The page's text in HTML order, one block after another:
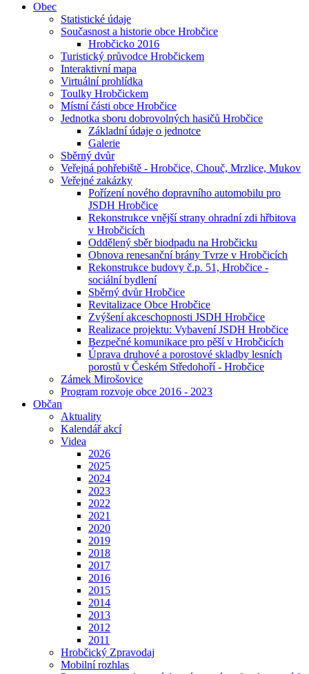
Obec
Statistické údaje
Současnost a historie obce Hrobčice
Hrobčicko 2016
Turistický průvodce Hrobčickem
Interaktivní mapa
Virtuální prohlídka
Toulky Hrobčickem
Místní části obce Hrobčice
Jednotka sboru dobrovolných hasičů Hrobčice
Základní údaje o jednotce
Galerie
Sběrný dvůr
Veřejná pohřebiště - Hrobčice, Chouč, Mrzlice, Mukov
Veřejné zakázky
Pořízení nového dopravního automobilu pro
JSDH Hrobčice
Rekonstrukce vnější strany ohradní zdi hřbitova
v Hrobčicích
Oddělený sběr biodpadu na Hrobčicku
Obnova renesanční brány Tvrze v Hrobčicích
Rekonstrukce budovy č.p. 51, Hrobčice -
sociální bydlení
Sběrný dvůr Hrobčice
Revitalizace Obce Hrobčice
Zvýšení akceschopnosti JSDH Hrobčice
Realizace projektu: Vybavení JSDH Hrobčice
Bezpečné komunikace pro pěší v Hrobčicích
Úprava druhové a porostové skladby lesních
porostů v Českém Středohoří - Hrobčice
Zámek Mirošovice
Program rozvoje obce 2016 - 2023
Občan
Aktuality
Kalendář akcí
Videa
2026
2025
2024
2023
2022
2021
2020
2019
2018
2017
2016
2015
2014
2013
2012
2011
Hrobčický Zpravodaj
Mobilní rozhlas